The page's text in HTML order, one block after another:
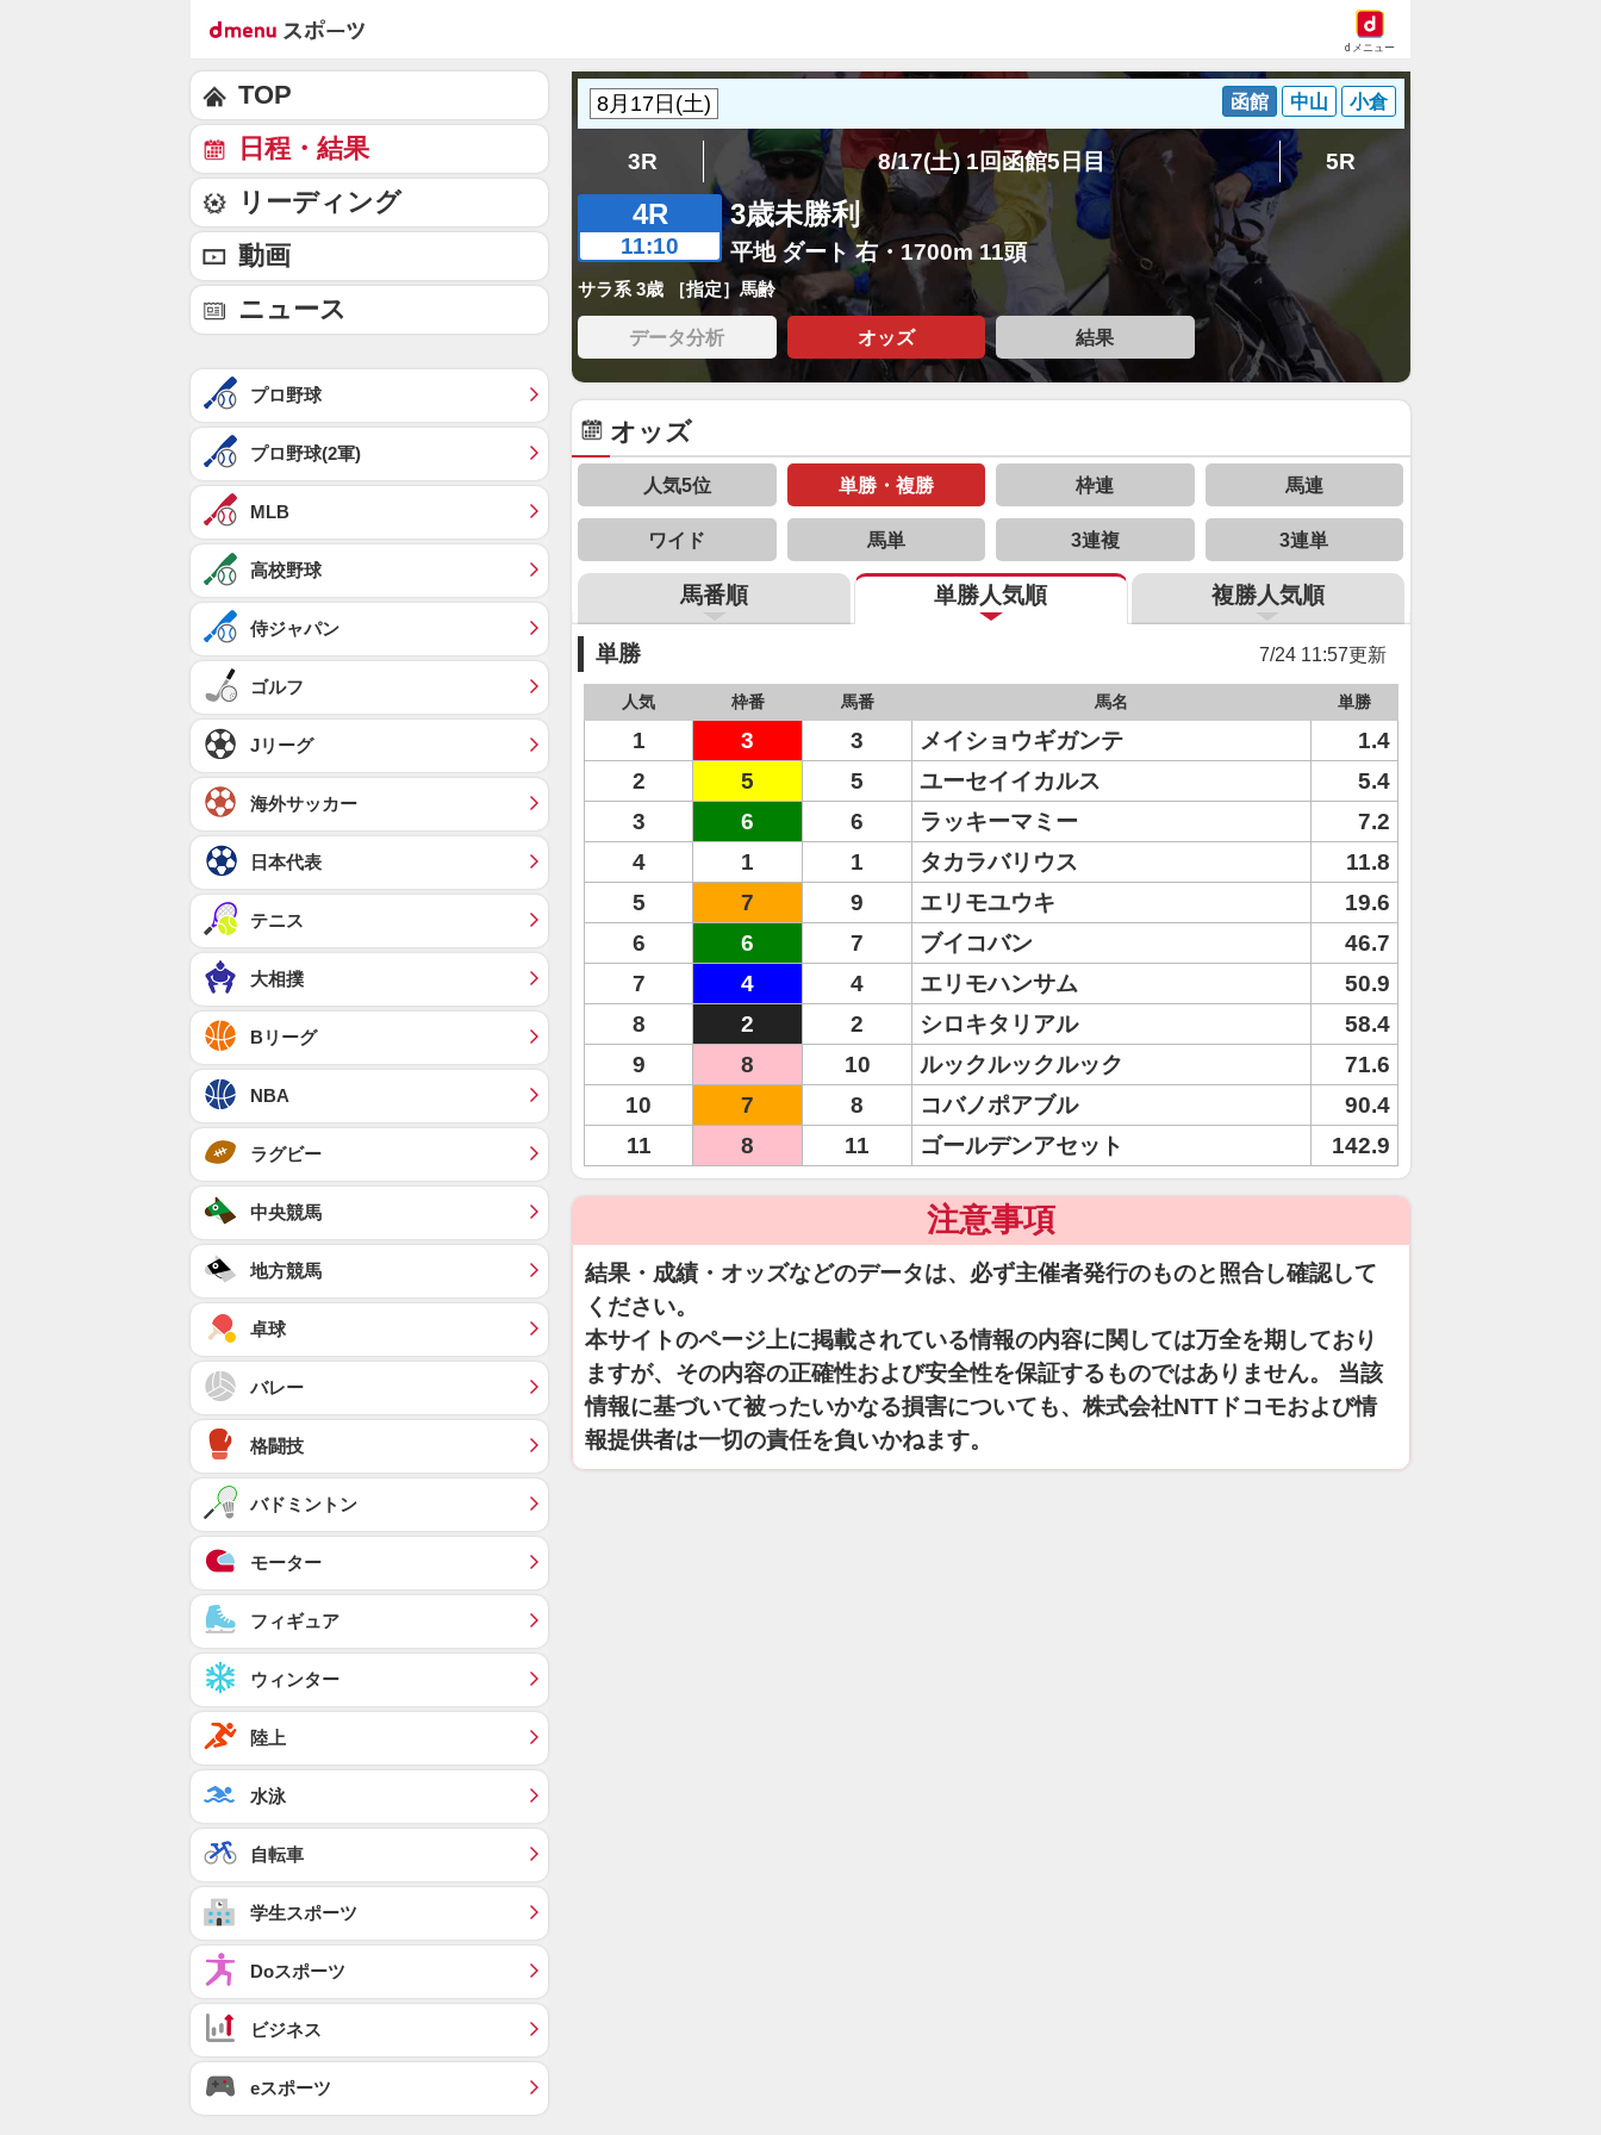
dメニュー
函館 中山 小倉
3R 8/17(土) 1回函館5日目 5R
4R
11:10
3歳未勝利
平地 ダート 右・1700m 11頭
サラ系 3歳 ［指定］馬齢
データ分析 オッズ 結果
オッズ
人気5位 単勝・複勝 枠連 馬連
ワイド 馬単 3連複 3連単
馬番順 単勝人気順 複勝人気順
単勝 7/24 11:57更新
人気 枠番 馬番 馬名 単勝
1 3 3 メイショウギガンテ
1.4
2
5 5 ユーセイイカルス
5.4
3
6 6 ラッキーマミー
7.2
4
1 1 タカラバリウス
11.8
5
7 9 エリモユウキ
19.6
6
6 7 ブイコバン
46.7
7
4 4 エリモハンサム
50.9
8
2 2 シロキタリアル
58.4
9
8 10 ルックルックルック
71.6
10
7 8 コバノポアブル
90.4
11
8 11 ゴールデンアセット 142.9
注意事項
結果・成績・オッズなどのデータは、必ず主催者発行のものと照合し確認して
ください。
本サイトのページ上に掲載されている情報の内容に関しては万全を期しており
ますが、その内容の正確性および安全性を保証するものではありません。 当該
情報に基づいて被ったいかなる損害についても、株式会社NTTドコモおよび情
報提供者は一切の責任を負いかねます。
TOP
日程・結果
リーディング
動画
ニュース
プロ野球
プロ野球(2軍)
MLB
高校野球
侍ジャパン
ゴルフ
Jリーグ
海外サッカー
日本代表
テニス
大相撲
Bリーグ
NBA
ラグビー
中央競馬
地方競馬
卓球
バレー
格闘技
バドミントン
モーター
フィギュア
ウィンター
陸上
水泳
自転車
学生スポーツ
Doスポーツ
ビジネス
eスポーツ